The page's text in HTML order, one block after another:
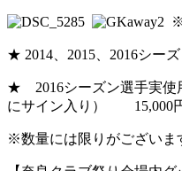
★ 2014、2015、2016シ
★ 2016シーズン選手実使
にサイン入り） 15,000
※数量には限りがございま